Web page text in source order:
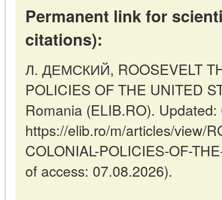
Permanent link for
citations):
Л. ДЕМСКИЙ, ROOSEVELT
POLICIES OF THE UNITED
Romania (ELIB.RO).
https://elib.ro/m/articles/view/
COLONIAL-POLICIES-OF-
of access: 07.08.2026).